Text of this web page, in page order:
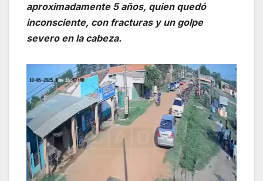
aproximadamente 5 años, quien quedó
inconsciente, con fracturas y un golpe
severo en la cabeza.